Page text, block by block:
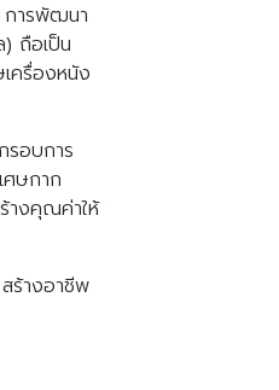
การพัฒนา
ถือเป็น
ครื่องหนัง
รอบการ
ศษกาก
างคุณค่าให้
ร้างอาชีพ